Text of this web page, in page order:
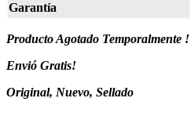
Garantía
Producto Agotado Temporalmente !
Envió Gratis!
Original, Nuevo, Sellado